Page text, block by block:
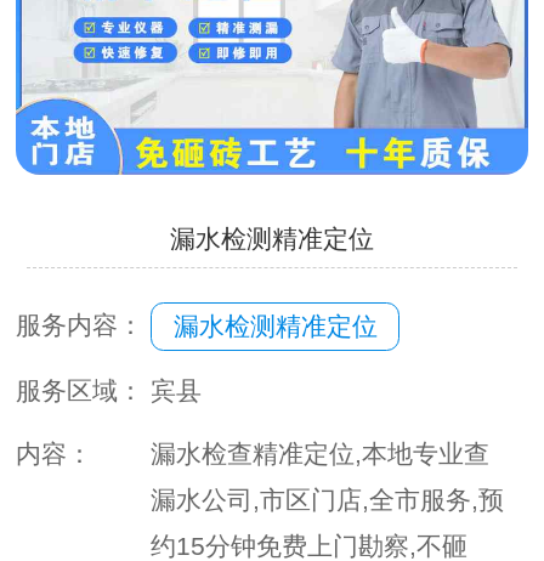
漏水检测精准定位
服务内容： 漏水检测精准定位
服务区域： 宾县
内容：
漏水检查精准定位,本地专业查
漏水公司,市区门店,全市服务,预
约15分钟免费上门勘察,不砸